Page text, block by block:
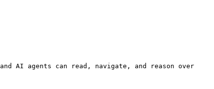
AI agents can read, navigate, and reason over